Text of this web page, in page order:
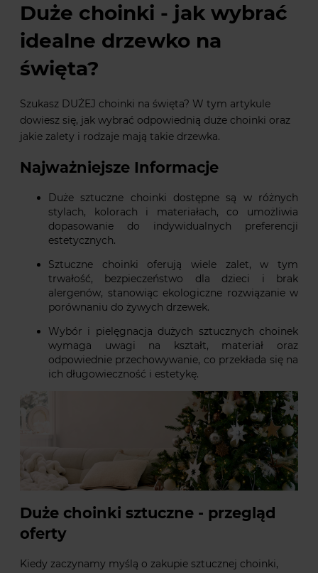
Duże choinki - jak wybrać
idealne drzewko na
święta?
Szukasz DUŻEJ choinki na święta? W tym artykule
dowiesz się, jak wybrać odpowiednią duże choinki oraz
jakie zalety i rodzaje mają takie drzewka.
Najważniejsze Informacje
Duże sztuczne choinki dostępne są w różnych
stylach, kolorach i materiałach, co umożliwia
dopasowanie do indywidualnych preferencji
estetycznych.
Sztuczne choinki oferują wiele zalet, w tym
trwałość, bezpieczeństwo dla dzieci i brak
alergenów, stanowiąc ekologiczne rozwiązanie w
porównaniu do żywych drzewek.
Wybór i pielęgnacja dużych sztucznych choinek
wymaga uwagi na kształt, materiał oraz
odpowiednie przechowywanie, co przekłada się na
ich długowieczność i estetykę.
Duże choinki sztuczne - przegląd
oferty
Kiedy zaczynamy myślą o zakupie sztucznej choinki,